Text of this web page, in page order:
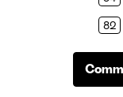
Bus
82